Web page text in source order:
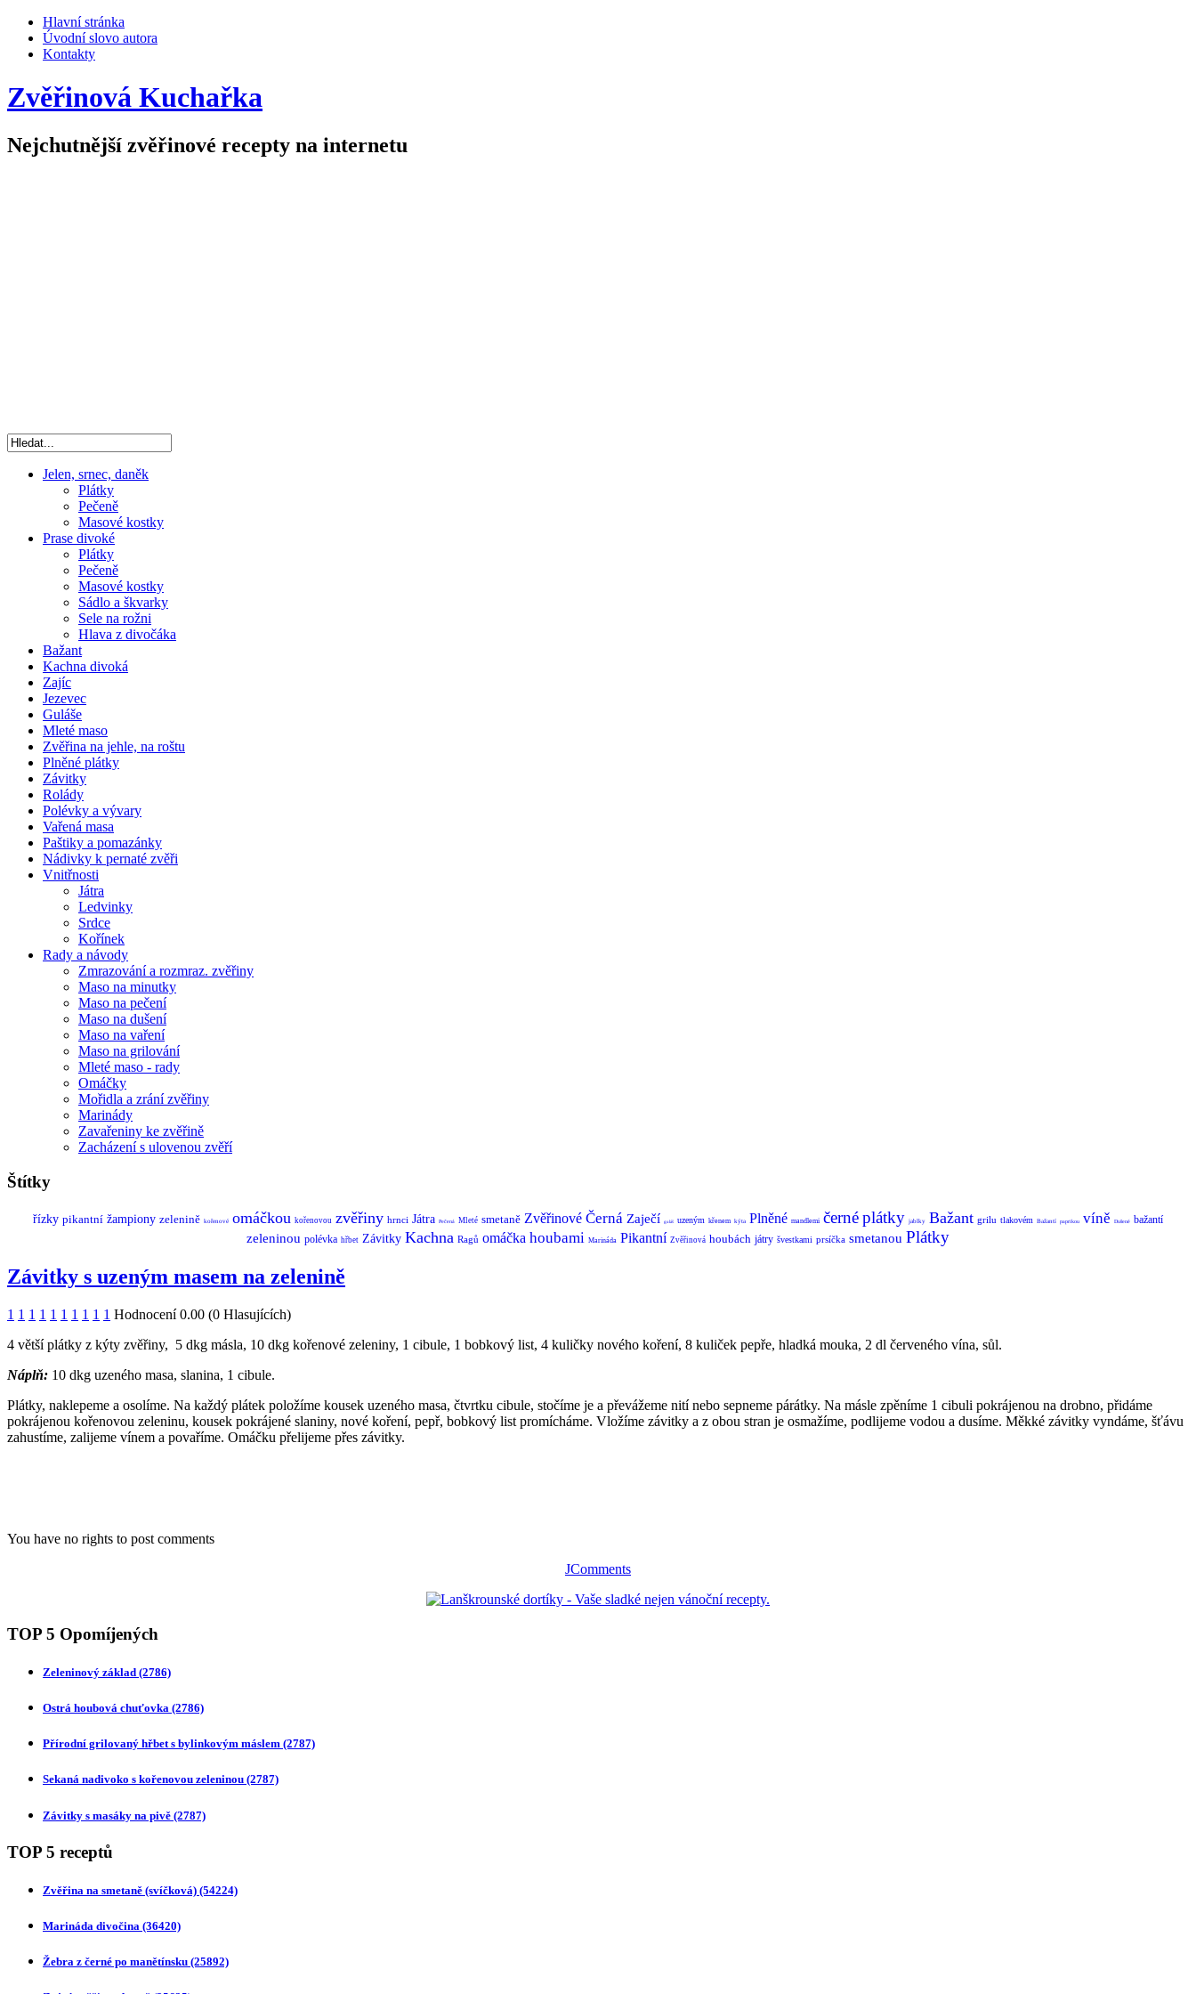
Hlavní stránka
Úvodní slovo autora
Kontakty
Zvěřinová Kuchařka
Nejchutnější zvěřinové recepty na internetu
Jelen, srnec, daněk
Plátky
Pečeně
Masové kostky
Prase divoké
Plátky
Pečeně
Masové kostky
Sádlo a škvarky
Sele na rožni
Hlava z divočáka
Bažant
Kachna divoká
Zajíc
Jezevec
Guláše
Mleté maso
Zvěřina na jehle, na roštu
Plněné plátky
Závitky
Rolády
Polévky a vývary
Vařená masa
Paštiky a pomazánky
Nádivky k pernaté zvěři
Vnitřnosti
Játra
Ledvinky
Srdce
Kořínek
Rady a návody
Zmrazování a rozmraz. zvěřiny
Maso na minutky
Maso na pečení
Maso na dušení
Maso na vaření
Maso na grilování
Mleté maso - rady
Omáčky
Mořidla a zrání zvěřiny
Marinády
Zavařeniny ke zvěřině
Zacházení s ulovenou zvěří
Štítky
řízky pikantní žampiony zelenině kořenové omáčkou kořenovou zvěřiny hrnci Játra Pečená Mleté smetaně Zvěřinové Černá Zaječí guláš uzeným křenem kýta Plněné mandlemi černéplátky jablky Bažant grilu tlakovém Bažantí paprikou víně Dušené bažantí
zeleninou polévka hřbet Závitky Kachna Ragů omáčka houbami Marináda Pikantní Zvěřinová houbách játry švestkami prsíčka smetanou Plátky
Závitky s uzeným masem na zelenině
1 1 1 1 1 1 1 1 1 1 Hodnocení 0.00 (0 Hlasujících)
4 větší plátky z kýty zvěřiny, 5 dkg másla, 10 dkg kořenové zeleniny, 1 cibule, 1 bobkový list, 4 kuličky nového koření, 8 kuliček pepře, hladká mouka, 2 dl červeného vína, sůl.
Náplň: 10 dkg uzeného masa, slanina, 1 cibule.
Plátky, naklepeme a osolíme. Na každý plátek položíme kousek uzeného masa, čtvrtku cibule, stočíme je a převážeme nití nebo sepneme párátky. Na másle zpěníme 1 cibuli pokrájenou na drobno, přidáme
pokrájenou kořenovou zeleninu, kousek pokrájené slaniny, nové koření, pepř, bobkový list promícháme. Vložíme závitky a z obou stran je osmažíme, podlijeme vodou a dusíme. Měkké závitky vyndáme, šťávu
zahustíme, zalijeme vínem a povaříme. Omáčku přelijeme přes závitky.
You have no rights to post comments
JComments
TOP 5 Opomíjených
Zeleninový základ (2786)
Ostrá houbová chuťovka (2786)
Přírodní grilovaný hřbet s bylinkovým máslem (2787)
Sekaná nadivoko s kořenovou zeleninou (2787)
Závitky s masáky na pivě (2787)
TOP 5 receptů
Zvěřina na smetaně (svíčková) (54224)
Marináda divočina (36420)
Žebra z černé po manětínsku (25892)